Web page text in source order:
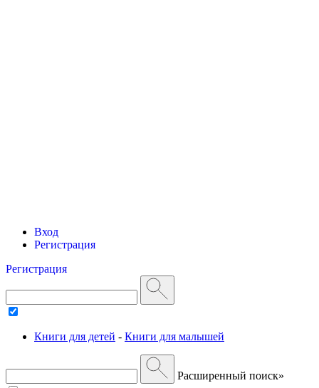
Вход
Регистрация
Регистрация
Книги для детей - Книги для малышей
Расширенный поиск»